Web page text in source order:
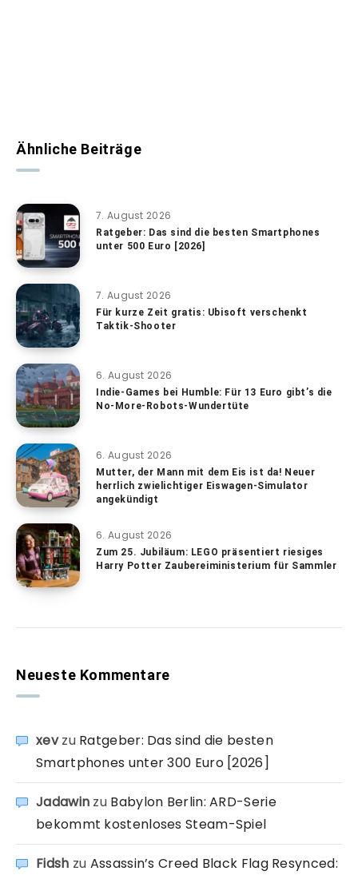
Ähnliche Beiträge
7. August 2026
Ratgeber: Das sind die besten Smartphones
unter 500 Euro [2026]
7. August 2026
Für kurze Zeit gratis: Ubisoft verschenkt
Taktik-Shooter
6. August 2026
Indie-Games bei Humble: Für 13 Euro gibt’s die
No-More-Robots-Wundertüte
6. August 2026
Mutter, der Mann mit dem Eis ist da! Neuer
herrlich zwielichtiger Eiswagen-Simulator
angekündigt
6. August 2026
Zum 25. Jubiläum: LEGO präsentiert riesiges
Harry Potter Zaubereiministerium für Sammler
Neueste Kommentare
xevzu Ratgeber: Das sind die besten
Smartphones unter 300 Euro [2026]
Jadawin zu Babylon Berlin: ARD-Serie
bekommt kostenloses Steam-Spiel
Fidsh zu Assassin’s Creed Black Flag Resynced: